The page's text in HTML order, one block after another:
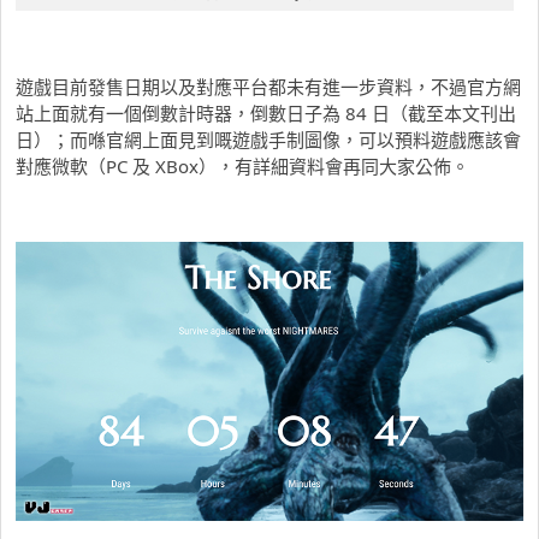
遊戲目前發售日期以及對應平台都未有進一步資料，不過官方網
站上面就有一個倒數計時器，倒數日子為 84 日（截至本文刊出
日）；而喺官網上面見到嘅遊戲手制圖像，可以預料遊戲應該會
對應微軟（PC 及 XBox），有詳細資料會再同大家公佈。